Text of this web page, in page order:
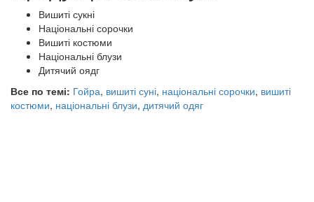
Вишиті сукні
Національні сорочки
Вишиті костюми
Національні блузи
Дитячий оядг
Все по темі: Гойра, вишиті суні, національні сорочки, вишиті
костюми, національні блузи, дитячий одяг